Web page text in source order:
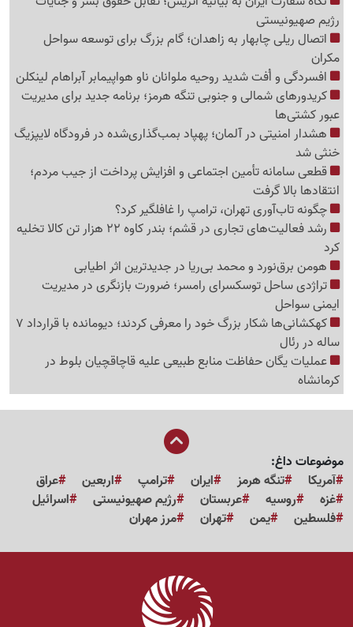
رژیم صهیونیستی
اتصال ریلی چابهار به زاهدان؛ گام بزرگ برای توسعه سواحل
مکران
افسردگی و اُفت شدید روحیه ملوانان ناو هواپیمابر آبراهام لینکلن
کریدورهای شمالی و جنوبی تنگه هرمز؛ برنامه جدید برای مدیریت
عبور کشتی‌ها
هشدار امنیتی در آلمان؛ پهپاد بمب‌گذاری‌شده در فرودگاه لایپزیگ
خنثی شد
قطعی سامانه تأمین اجتماعی و افزایش پرداخت از جیب مردم؛
انتقادها بالا گرفت
چگونه تاب‌آوری تهران، ترامپ را غافلگیر کرد؟
رشد فعالیت‌های تجاری در قشم؛ بندر کاوه 22 هزار تن کالا تخلیه
کرد
هومن برق‌نورد و محمد بی‌ریا در جدیدترین اثر اطیابی
تراژدی ساحل توسکسرای رامسر؛ ضرورت بازنگری در مدیریت
ایمنی سواحل
کهکشانی‌ها شکار بزرگ خود را معرفی کردند؛ دیومانده با قرارداد 7
ساله در رئال
عملیات یگان حفاظت منابع طبیعی علیه قاچاقچیان بلوط در
کرمانشاه
موضوعات داغ:
آمریکا
تنگه هرمز ایران ترامپ اربعین
عراق
غزه
روسیه عربستان رژیم صهیونیستی
اسرائیل
فلسطین
یمن تهران مرز مهران